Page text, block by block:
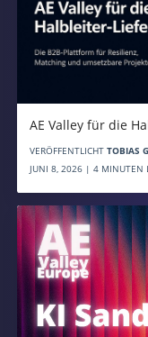
AE Valley für die
VERÖFFENTLICHT TOBIAS
JUNI 8, 2026 | 4 MINUTEN